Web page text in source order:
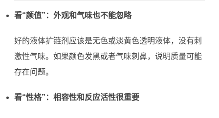
看“颜值”：外观和气味也不能忽略
好的液体扩链剂应该是无色或淡黄色透明液体，没有刺
激性气味。如果颜色发黑或者气味刺鼻，说明质量可能
存在问题。
看“性格”：相容性和反应活性很重要